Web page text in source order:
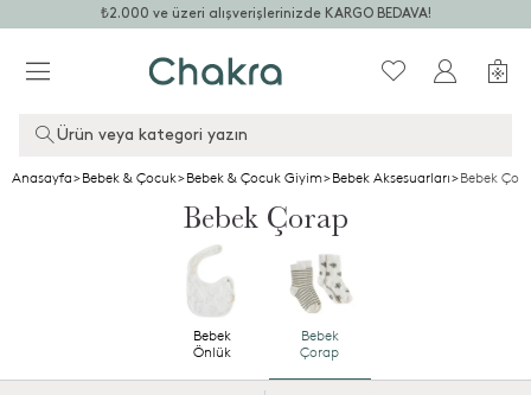
₺2.000 ve üzeri alışverişlerinizde KARGO BEDAVA!
Ürün veya kategori yazın
Anasayfa>Bebek & Çocuk>Bebek & Çocuk Giyim>Bebek Aksesuarları>Bebek
Bebek Çorap
Bebek
Önlük
Bebek
Çorap